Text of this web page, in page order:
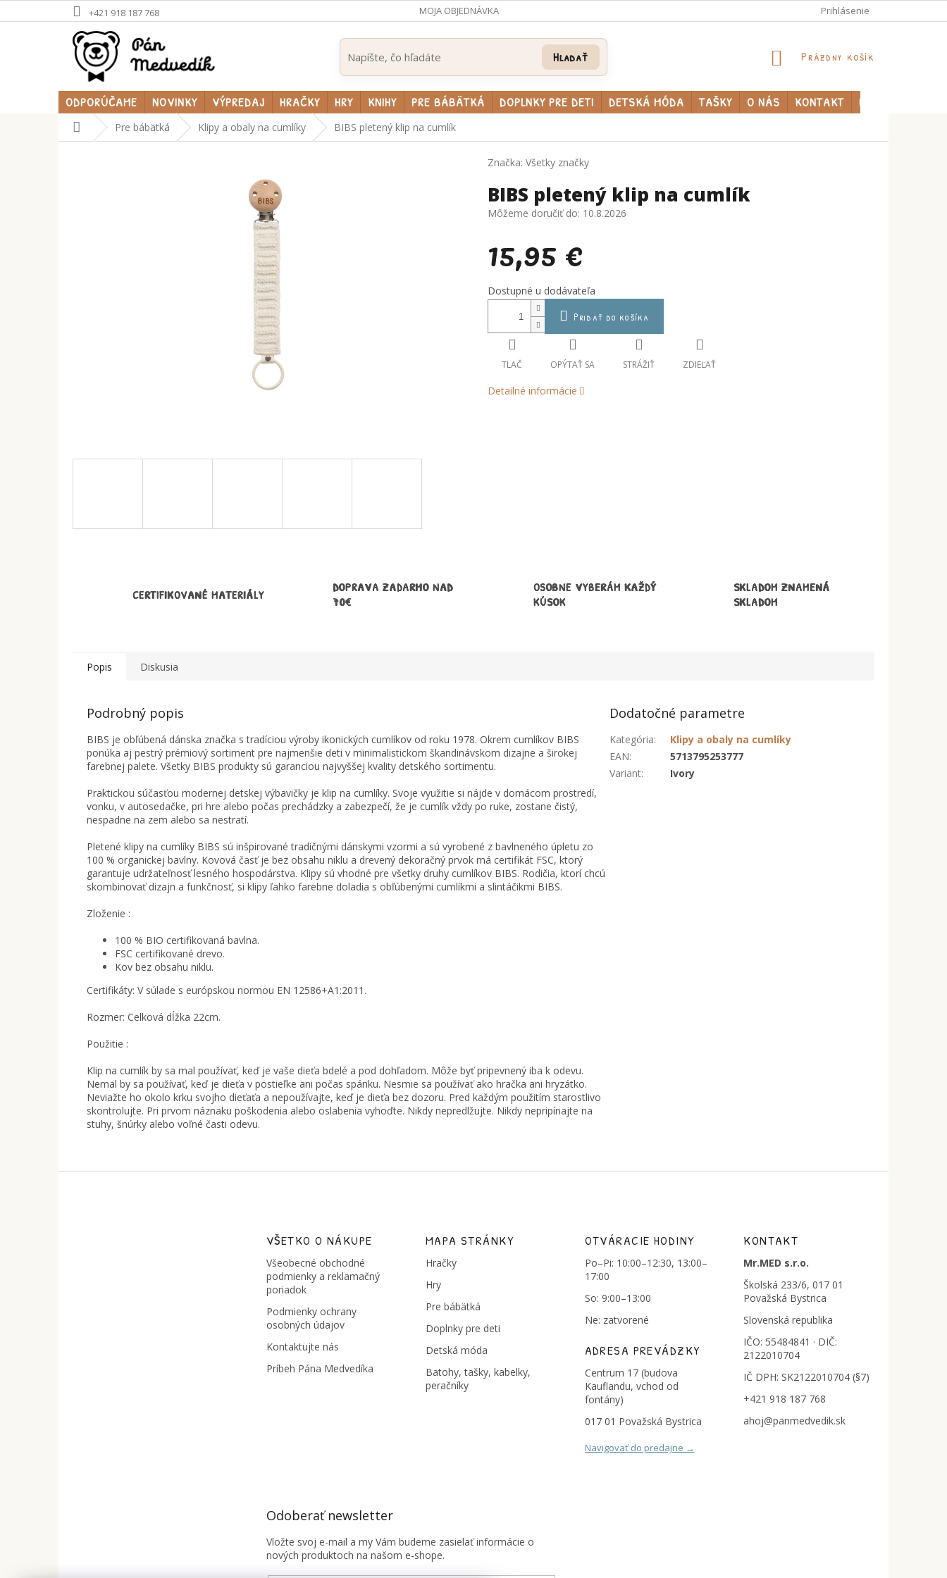
na
+421 918 187 768 MOJA OBJEDNÁVKA Prihlásenie
Hľadať
NÁKUPNÝ
Prázdny košík
ODPORÚČAME NOVINKY VÝPREDAJ HRAČKY HRY KNIHY PRE BÁBÄTKÁ DOPLNKY PRE DETI DETSKÁ MÓDA TAŠKY O NÁS KONTAKT PREDÁVANÉ
DomovPre bábätká Klipy a obaly na cumlíky BIBS pletený klip na cumlík
Značka: Všetky značky
BIBS pletený klip na cumlík
15,95 €
Jednotková
cena:
Dostupné u dodávateľa
Môžeme doručiť do: 10.8.2026
Pridať do košíka
Detailné informácie
TLAČ OPÝTAŤ SA STRÁŽIŤ ZDIEĽAŤ
CERTIFIKOVANÉ MATERIÁLY
DOPRAVA ZADARMO NAD
70€
OSOBNE VYBERÁM KAŽDÝ
KÚSOK
SKLADOM ZNAMENÁ
SKLADOM
Popis Diskusia
Podrobný popis
BIBS je obľúbená dánska značka s tradíciou výroby ikonických cumlíkov od roku 1978. Okrem cumlíkov BIBS
ponúka aj pestrý prémiový sortiment pre najmenšie deti v minimalistickom škandinávskom dizajne a širokej
farebnej palete. Všetky BIBS produkty sú garanciou najvyššej kvality detského sortimentu.
Praktickou súčasťou modernej detskej výbavičky je klip na cumlíky. Svoje využitie si nájde v domácom prostredí,
vonku, v autosedačke, pri hre alebo počas prechádzky a zabezpečí, že je cumlík vždy po ruke, zostane čistý,
nespadne na zem alebo sa nestratí.
Pletené klipy na cumlíky BIBS sú inšpirované tradičnými dánskymi vzormi a sú vyrobené z bavlneného úpletu zo
100 % organickej bavlny. Kovová časť je bez obsahu niklu a drevený dekoračný prvok má certifikát FSC, ktorý
garantuje udržateľnosť lesného hospodárstva. Klipy sú vhodné pre všetky druhy cumlíkov BIBS. Rodičia, ktorí chcú
skombinovať dizajn a funkčnosť, si klipy ľahko farebne doladia s obľúbenými cumlíkmi a slintáčikmi BIBS.
Zloženie :
100 % BIO certifikovaná bavlna.
FSC certifikované drevo.
Kov bez obsahu niklu.
Certifikáty: V súlade s európskou normou EN 12586+A1:2011.
Rozmer: Celková dĺžka 22cm.
Použitie :
Klip na cumlík by sa mal používať, keď je vaše dieťa bdelé a pod dohľadom. Môže byť pripevnený iba k odevu.
Nemal by sa používať, keď je dieťa v postieľke ani počas spánku. Nesmie sa používať ako hračka ani hryzátko.
Neviažte ho okolo krku svojho dieťaťa a nepoužívajte, keď je dieťa bez dozoru. Pred každým použitím starostlivo
skontrolujte. Pri prvom náznaku poškodenia alebo oslabenia vyhoďte. Nikdy nepredlžujte. Nikdy nepripínajte na
stuhy, šnúrky alebo voľné časti odevu.
Dodatočné parametre
Kategória:
Klipy a obaly na cumlíky
EAN:
5713795253777
Variant: Ivory
VŠETKO O NÁKUPE
Všeobecné obchodné
podmienky a reklamačný
poriadok
Podmienky ochrany
osobných údajov
Kontaktujte nás
Príbeh Pána Medvedíka
MAPA STRÁNKY
Hračky
Hry
Pre bábätká
Doplnky pre deti
Detská móda
Batohy, tašky, kabelky,
peračníky
OTVÁRACIE HODINY
Po–Pi: 10:00–12:30, 13:00–
17:00
So: 9:00–13:00
Ne: zatvorené
ADRESA PREVÁDZKY
Centrum 17 (budova
Kauflandu, vchod od
fontány)
017 01 Považská Bystrica
Navigovať do predajne →
KONTAKT
Mr.MED s.r.o.
Školská 233/6, 017 01
Považská Bystrica
Slovenská republika
IČO: 55484841 · DIČ:
2122010704
IČ DPH: SK2122010704 (§7)
+421 918 187 768
ahoj@panmedvedik.sk
Odoberať newsletter
Vložte svoj e-mail a my Vám budeme zasielať informácie o
nových produktoch na našom e-shope.